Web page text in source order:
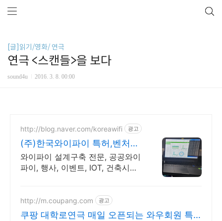
[글]읽기/영화/ 연극
연극 <스캔들>을 보다
sound4u 2016. 3. 8. 00:00
http://blog.naver.com/koreawifi 광고
(주)한국와이파이 특허,벤처
1:1 맞춤 상담 및 견적
와이파이 설계구축 전문, 공공와이
파이, 행사, 이벤트, IOT, 건축시설
스 보유
http://m.coupang.com 광고
쿠팡 대학로연극 매일 오픈되는 와우회원 특